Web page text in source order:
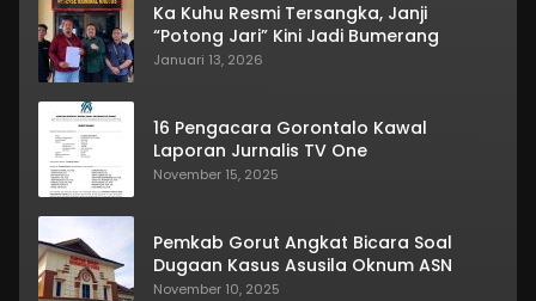
Ka Kuhu Resmi Tersangka, Janji
“Potong Jari” Kini Jadi Bumerang
Januari 13, 2026
16 Pengacara Gorontalo Kawal
Laporan Jurnalis TV One
November 15, 2025
Pemkab Gorut Angkat Bicara Soal
Dugaan Kasus Asusila Oknum ASN
November 10, 2025